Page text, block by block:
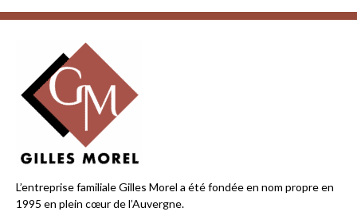
L’entreprise familiale Gilles Morel a été fondée en nom propre en
1995 en plein cœur de l’Auvergne.